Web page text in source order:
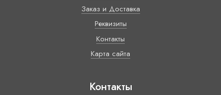
Заказ и Доставка
Реквизиты
Контакты
Карта сайта
Контакты